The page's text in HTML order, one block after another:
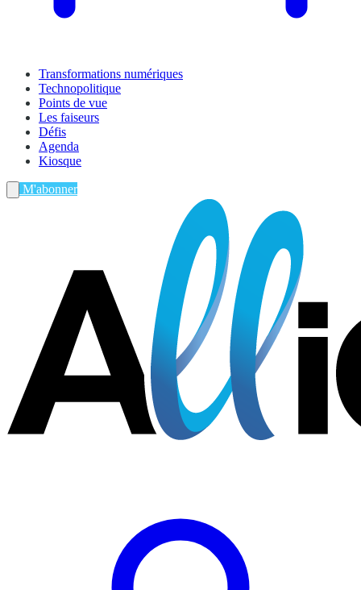
Transformations numériques
Technopolitique
Points de vue
Les faiseurs
Défis
Agenda
Kiosque
M'abonner